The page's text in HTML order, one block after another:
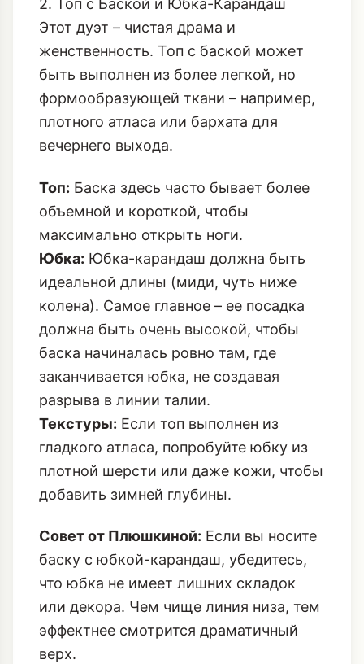
2. Топ с Баской и Юбка-Карандаш
Этот дуэт – чистая драма и
женственность. Топ с баской может
быть выполнен из более легкой, но
формообразующей ткани – например,
плотного атласа или бархата для
вечернего выхода.
Топ: Баска здесь часто бывает более
объемной и короткой, чтобы
максимально открыть ноги.
Юбка: Юбка-карандаш должна быть
идеальной длины (миди, чуть ниже
колена). Самое главное – ее посадка
должна быть очень высокой, чтобы
баска начиналась ровно там, где
заканчивается юбка, не создавая
разрыва в линии талии.
Текстуры: Если топ выполнен из
гладкого атласа, попробуйте юбку из
плотной шерсти или даже кожи, чтобы
добавить зимней глубины.
Совет от Плюшкиной: Если вы носите
баску с юбкой-карандаш, убедитесь,
что юбка не имеет лишних складок
или декора. Чем чище линия низа, тем
эффектнее смотрится драматичный
верх.